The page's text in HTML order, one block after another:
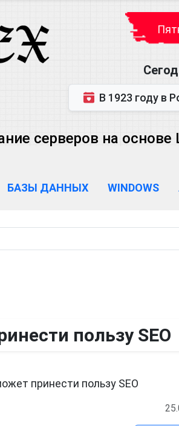
В 1923 году в Ростове-на-Дону
серверов на основе
БАЗЫ ДАННЫХ WINDOWS
пользу SEO
принести пользу SEO